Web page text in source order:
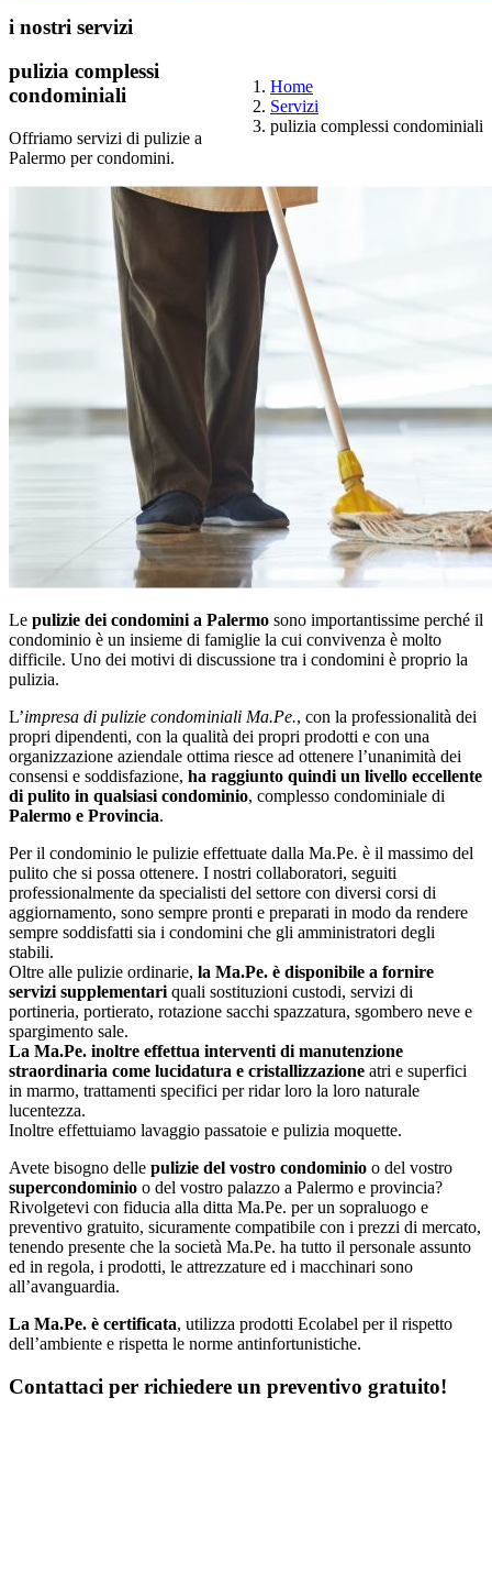
i nostri servizi
Home
Servizi
pulizia complessi condominiali
pulizia complessi
condominiali
Offriamo servizi di pulizie a
Palermo per condomini.
Le pulizie dei condomini a Palermo sono importantissime perché il
condominio è un insieme di famiglie la cui convivenza è molto
difficile. Uno dei motivi di discussione tra i condomini è proprio la
pulizia.
L’impresa di pulizie condominiali Ma.Pe., con la professionalità dei
propri dipendenti, con la qualità dei propri prodotti e con una
organizzazione aziendale ottima riesce ad ottenere l’unanimità dei
consensi e soddisfazione, ha raggiunto quindi un livello eccellente
di pulito in qualsiasi condominio, complesso condominiale di
Palermo e Provincia.
Per il condominio le pulizie effettuate dalla Ma.Pe. è il massimo del
pulito che si possa ottenere. I nostri collaboratori, seguiti
professionalmente da specialisti del settore con diversi corsi di
aggiornamento, sono sempre pronti e preparati in modo da rendere
sempre soddisfatti sia i condomini che gli amministratori degli
stabili.
Oltre alle pulizie ordinarie, la Ma.Pe. è disponibile a fornire
servizi supplementari quali sostituzioni custodi, servizi di
portineria, portierato, rotazione sacchi spazzatura, sgombero neve e
spargimento sale.
La Ma.Pe. inoltre effettua interventi di manutenzione
straordinaria come lucidatura e cristallizzazione atri e superfici
in marmo, trattamenti specifici per ridar loro la loro naturale
lucentezza.
Inoltre effettuiamo lavaggio passatoie e pulizia moquette.
Avete bisogno delle pulizie del vostro condominio o del vostro
supercondominio o del vostro palazzo a Palermo e provincia?
Rivolgetevi con fiducia alla ditta Ma.Pe. per un sopraluogo e
preventivo gratuito, sicuramente compatibile con i prezzi di mercato,
tenendo presente che la società Ma.Pe. ha tutto il personale assunto
ed in regola, i prodotti, le attrezzature ed i macchinari sono
all’avanguardia.
La Ma.Pe. è certificata, utilizza prodotti Ecolabel per il rispetto
dell’ambiente e rispetta le norme antinfortunistiche.
Contattaci per richiedere un preventivo gratuito!